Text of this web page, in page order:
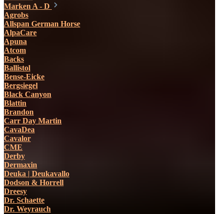
Marken A - D
Agrobs
Allspan German Horse
AlpaCare
Apuna
Atcom
Backs
Ballistol
Bense-Eicke
Bergsiegel
Black Canyon
Blattin
Brandon
Carr Day Martin
CavaDea
Cavalor
CME
Derby
Dermaxin
Deuka | Deukavallo
Dodson & Horrell
Dreesy
Dr. Schaette
Dr. Weyrauch